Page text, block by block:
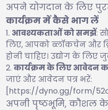
अपने योगदान के लिए
कार्यक्रम में कैसे भाग लें
आवश्यकताओं को समझें:
लिए, आपको ब्लॉकचेन और
होनी चाहिए। उद्योग के
कार्यक्रम के लिए आवेदन
जाएं और आवेदन पत्र भरें:
[https://dyno.gg/form/
अपनी पृष्ठभूमि, कौशल के